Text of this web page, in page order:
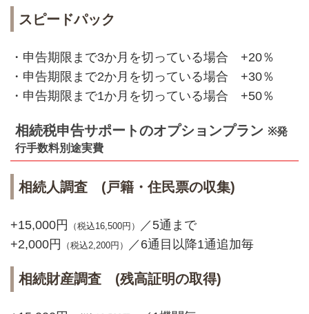
スピードパック
・申告期限まで3か月を切っている場合 +20％
・申告期限まで2か月を切っている場合 +30％
・申告期限まで1か月を切っている場合 +50％
相続税申告サポートのオプションプラン ※発
行手数料別途実費
相続人調査 (戸籍・住民票の収集)
+15,000円 （税込16,500円）
／5通まで
+2,000円
（税込2,200円） ／6通目以降1通追加毎
相続財産調査 (残高証明の取得)